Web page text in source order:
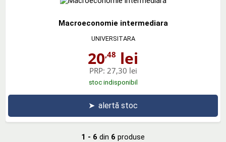
Macroeconomie intermediara
UNIVERSITARA
20,48 lei
PRP: 27,30 lei
stoc indisponibil
➤ alertă stoc
1 - 6 din 6 produse